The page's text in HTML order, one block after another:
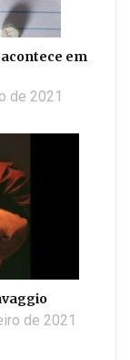
em
de 2021
de 2021